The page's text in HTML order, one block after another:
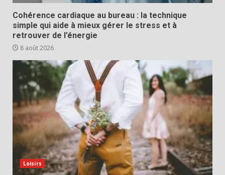
Cohérence cardiaque au bureau : la technique
simple qui aide à mieux gérer le stress et à
retrouver de l’énergie
8 août 2026
Loisirs